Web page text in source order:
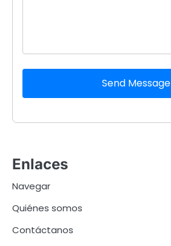
Send Message
Enlaces
Navegar
Quiénes somos
Contáctanos